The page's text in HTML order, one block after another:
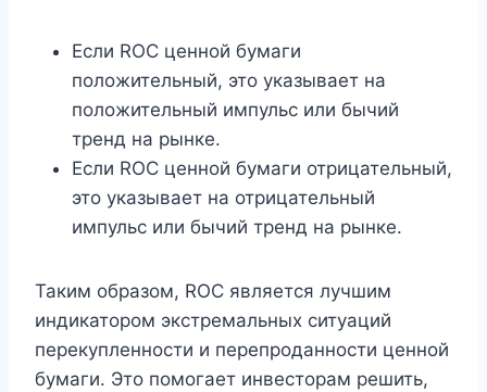
Если ROC ценной бумаги
положительный, это указывает на
положительный импульс или бычий
тренд на рынке.
Если ROC ценной бумаги отрицательный,
это указывает на отрицательный
импульс или бычий тренд на рынке.
Таким образом, ROC является лучшим
индикатором экстремальных ситуаций
перекупленности и перепроданности ценной
бумаги. Это помогает инвесторам решить,